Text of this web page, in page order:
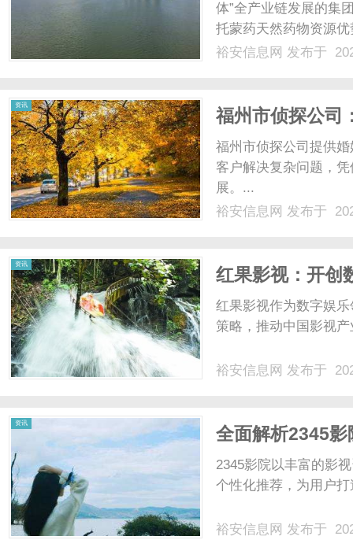
体”全产业链发展的集
托蒙药天然药物资源
发展的创新体系，并
裕安信息网 发布于
资讯
福州市侦探公司
福州市侦探公司提供
客户解决复杂问题，
展。...
裕安信息网 发布于
资讯
红果影视：开创
红果影视作为数字娱
策略，推动中国影视
裕安信息网 发布于
资讯
全面解析2345
2345影院以丰富的影
个性化推荐，为用户
裕安信息网 发布于